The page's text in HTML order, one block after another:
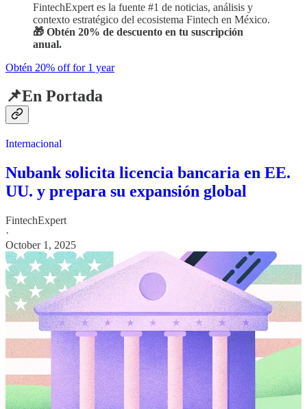
FintechExpert es la fuente #1 de noticias, análisis y
contexto estratégico del ecosistema Fintech en México.
🎁 Obtén 20% de descuento en tu suscripción
anual.
Obtén 20% off for 1 year
📌En Portada
Internacional
Nubank solicita licencia bancaria en EE.
UU. y prepara su expansión global
FintechExpert
·
October 1, 2025